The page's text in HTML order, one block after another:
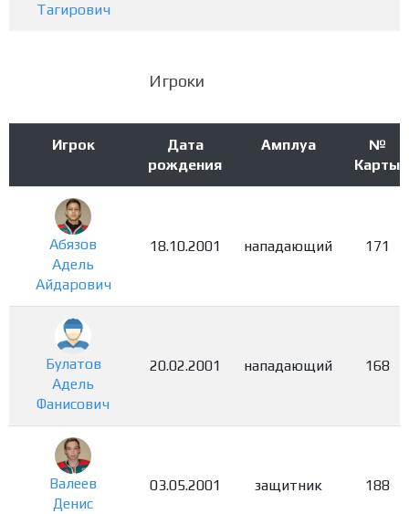
Тагирович
Игроки
Игрок
Дата
рождения
Амплуа
№
Карты
Абязов
Адель
Айдарович
18.10.2001 нападающий 171
Булатов
Адель
Фанисович
20.02.2001 нападающий 168
Валеев
Денис
03.05.2001 защитник 188